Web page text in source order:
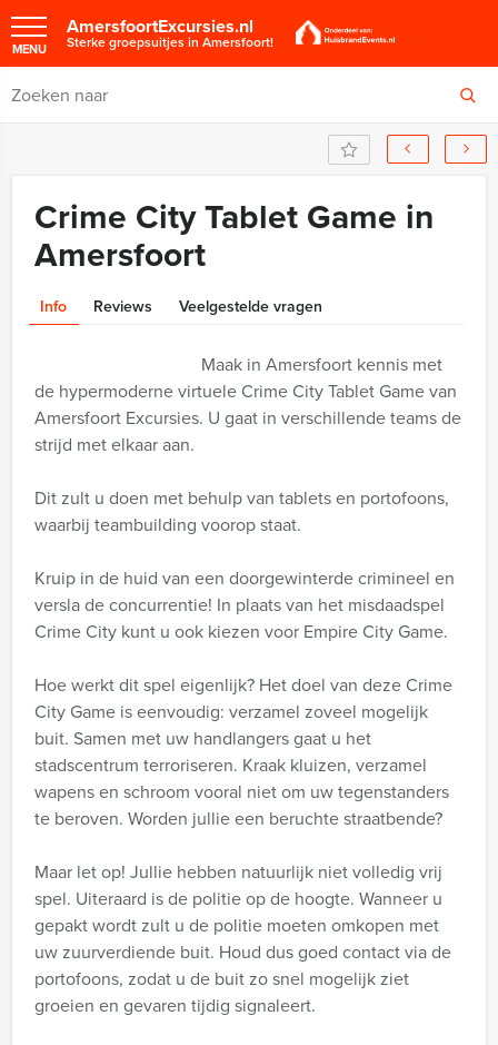
AmersfoortExcursies.nl
Sterke groepsuitjes in Amersfoort!
MENU
Crime City Tablet Game in
Amersfoort
Info Reviews Veelgestelde vragen
Maak in Amersfoort kennis met
de hypermoderne virtuele Crime City Tablet Game van
Amersfoort Excursies. U gaat in verschillende teams de
strijd met elkaar aan.
Dit zult u doen met behulp van tablets en portofoons,
waarbij teambuilding voorop staat.
Kruip in de huid van een doorgewinterde crimineel en
versla de concurrentie! In plaats van het misdaadspel
Crime City kunt u ook kiezen voor Empire City Game.
Hoe werkt dit spel eigenlijk? Het doel van deze Crime
City Game is eenvoudig: verzamel zoveel mogelijk
buit. Samen met uw handlangers gaat u het
stadscentrum terroriseren. Kraak kluizen, verzamel
wapens en schroom vooral niet om uw tegenstanders
te beroven. Worden jullie een beruchte straatbende?
Maar let op! Jullie hebben natuurlijk niet volledig vrij
spel. Uiteraard is de politie op de hoogte. Wanneer u
gepakt wordt zult u de politie moeten omkopen met
uw zuurverdiende buit. Houd dus goed contact via de
portofoons, zodat u de buit zo snel mogelijk ziet
groeien en gevaren tijdig signaleert.